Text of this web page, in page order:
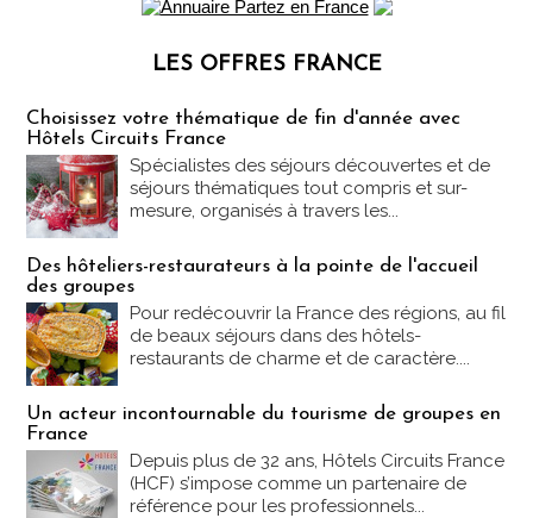
LES OFFRES FRANCE
Choisissez votre thématique de fin d'année avec
Hôtels Circuits France
Spécialistes des séjours découvertes et de
séjours thématiques tout compris et sur-
mesure, organisés à travers les...
Des hôteliers-restaurateurs à la pointe de l'accueil
des groupes
Pour redécouvrir la France des régions, au fil
de beaux séjours dans des hôtels-
restaurants de charme et de caractère....
Un acteur incontournable du tourisme de groupes en
France
Depuis plus de 32 ans, Hôtels Circuits France
(HCF) s’impose comme un partenaire de
référence pour les professionnels...